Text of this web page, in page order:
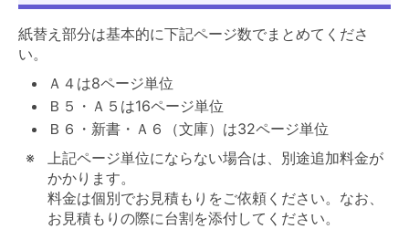
紙替え部分は基本的に下記ページ数でまとめてくださ
い。
Ａ４は8ページ単位
Ｂ５・Ａ５は16ページ単位
Ｂ６・新書・Ａ６（文庫）は32ページ単位
上記ページ単位にならない場合は、別途追加料金が
かかります。
料金は個別でお見積もりをご依頼ください。なお、
お見積もりの際に台割を添付してください。